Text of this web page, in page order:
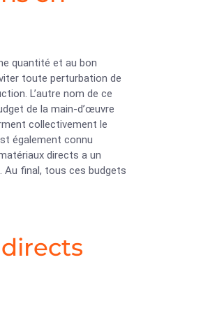
quantité et au bon
toute perturbation de
L’autre nom de ce
de la main-d’œuvre
collectivement le
également connu
directs a un
Au final, tous ces budgets